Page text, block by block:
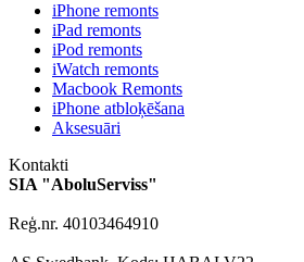
iPhone remonts
iPad remonts
iPod remonts
iWatch remonts
Macbook Remonts
iPhone atbloķēšana
Aksesuāri
Kontakti
SIA "AboluServiss"
Reģ.nr. 40103464910